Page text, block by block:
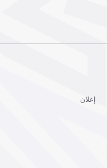
إعلان